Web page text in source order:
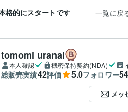
格的にスタートです 一覧に戻
tomomi uranai
本人確認 機密保持契約(NDA)
総販売実績42評価 5.0フォロワー54
メッ